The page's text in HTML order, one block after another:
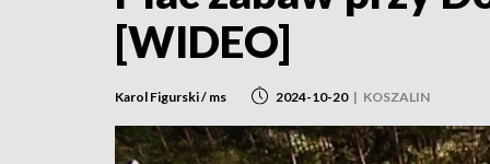
[WIDEO]
Karol Figurski / ms 2024-10-20 | KOSZALIN